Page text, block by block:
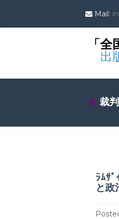
Mail:
「
出
裁
ﾗﾑｻ
と政